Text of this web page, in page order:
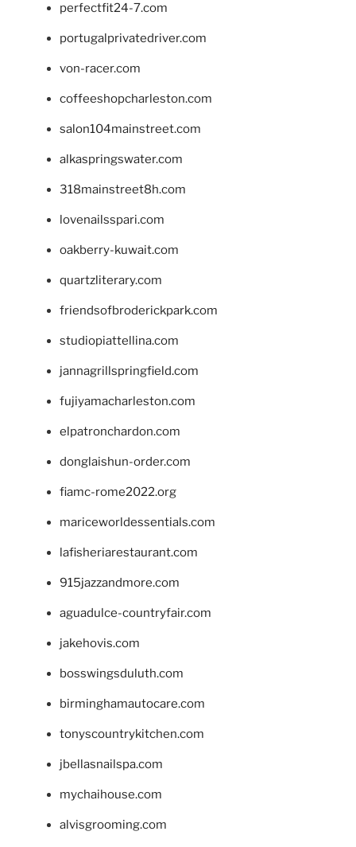
perfectfit24-7.com
portugalprivatedriver.com
von-racer.com
coffeeshopcharleston.com
salon104mainstreet.com
alkaspringswater.com
318mainstreet8h.com
lovenailsspari.com
oakberry-kuwait.com
quartzliterary.com
friendsofbroderickpark.com
studiopiattellina.com
jannagrillspringfield.com
fujiyamacharleston.com
elpatronchardon.com
donglaishun-order.com
fiamc-rome2022.org
mariceworldessentials.com
lafisheriarestaurant.com
915jazzandmore.com
aguadulce-countryfair.com
jakehovis.com
bosswingsduluth.com
birminghamautocare.com
tonyscountrykitchen.com
jbellasnailspa.com
mychaihouse.com
alvisgrooming.com